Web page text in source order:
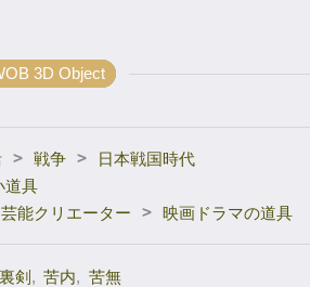
3D Object
> 戦争 >
日本戦国時代
道具
芸能クリエーター > 映画ドラマの道具
剣 , 苦内, 苦無